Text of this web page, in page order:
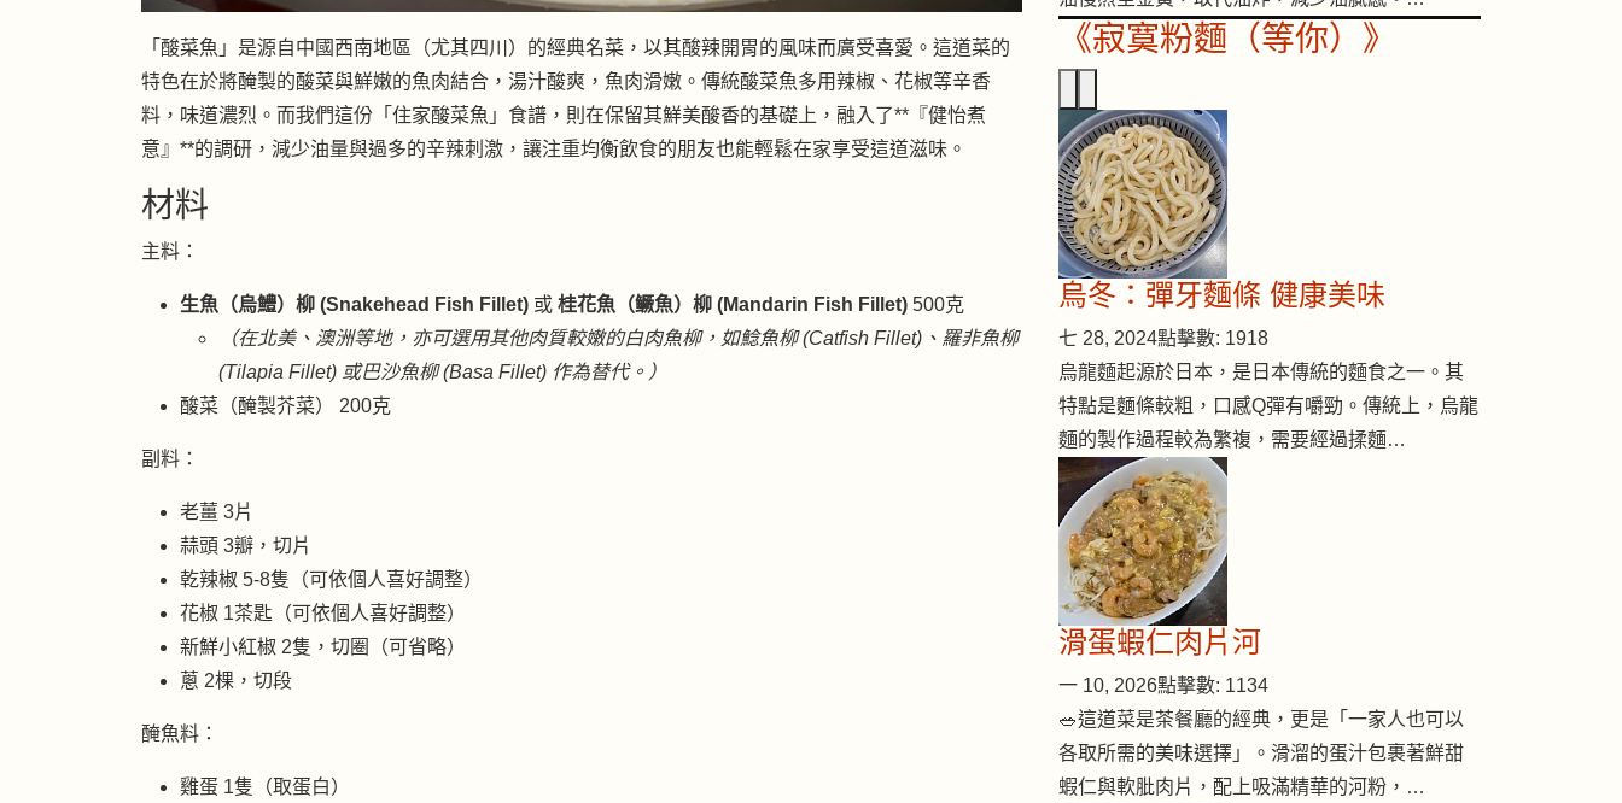
「酸菜魚」是源自中國西南地區（尤其四川）的經典名菜，以其酸辣開胃的風味而廣受喜愛。這道菜的
特色在於將醃製的酸菜與鮮嫩的魚肉結合，湯汁酸爽，魚肉滑嫩。傳統酸菜魚多用辣椒、花椒等辛香
料，味道濃烈。而我們這份「住家酸菜魚」食譜，則在保留其鮮美酸香的基礎上，融入了**『健怡煮
意』**的調研，減少油量與過多的辛辣刺激，讓注重均衡飲食的朋友也能輕鬆在家享受這道滋味。
材料
主料：
生魚（烏鱧）柳 (Snakehead Fish Fillet) 或 桂花魚（鳜魚）柳 (Mandarin Fish Fillet) 500克
（在北美、澳洲等地，亦可選用其他肉質較嫩的白肉魚柳，如鯰魚柳 (Catfish Fillet)、羅非魚柳
(Tilapia Fillet) 或巴沙魚柳 (Basa Fillet) 作為替代。）
酸菜（醃製芥菜） 200克
副料：
老薑 3片
蒜頭 3瓣，切片
乾辣椒 5-8隻（可依個人喜好調整）
花椒 1茶匙（可依個人喜好調整）
新鮮小紅椒 2隻，切圈（可省略）
蔥 2棵，切段
醃魚料：
雞蛋 1隻（取蛋白）
《寂寞粉麵（等你）》
烏冬：彈牙麵條 健康美味
七 28, 2024點擊數: 1918
烏龍麵起源於日本，是日本傳統的麵食之一。其
特點是麵條較粗，口感Q彈有嚼勁。傳統上，烏龍
麵的製作過程較為繁複，需要經過揉麵…
滑蛋蝦仁肉片河
一 10, 2026點擊數: 1134
🥗這道菜是茶餐廳的經典，更是「一家人也可以
各取所需的美味選擇」。滑溜的蛋汁包裹著鮮甜
蝦仁與軟肶肉片，配上吸滿精華的河粉，…